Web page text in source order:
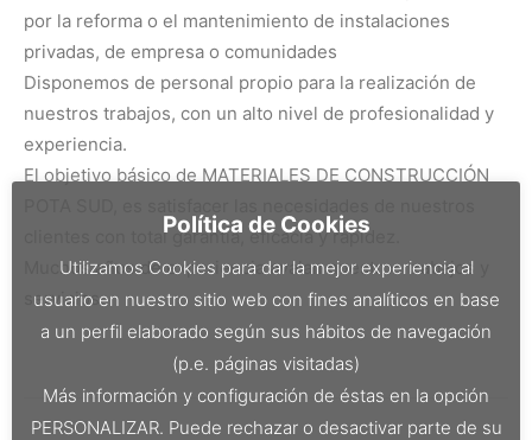
por la reforma o el mantenimiento de instalaciones
privadas, de empresa o comunidades
Disponemos de personal propio para la realización de
nuestros trabajos, con un alto nivel de profesionalidad y
experiencia.
El objetivo básico de MATERIALES DE CONSTRUCCIÓN
clientes con total garantía, eficacia y rapidez.
Muchos años de experiencia avalan nuestros trabajos y
servicios.
Política de Cookies
Utilizamos Cookies para dar la mejor experiencia al
usuario en nuestro sitio web con fines analíticos en base
a un perfil elaborado según sus hábitos de navegación
(p.e. páginas visitadas)
Más información y configuración de éstas en la opción
PERSONALIZAR. Puede rechazar o desactivar parte de su